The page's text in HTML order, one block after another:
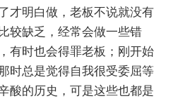
才明白做，老板不说就没有
较缺乏，经常会做一些错
有时也会得罪老板；刚开始
时总是觉得自我很受委屈等
酸的历史，可是这些也都是